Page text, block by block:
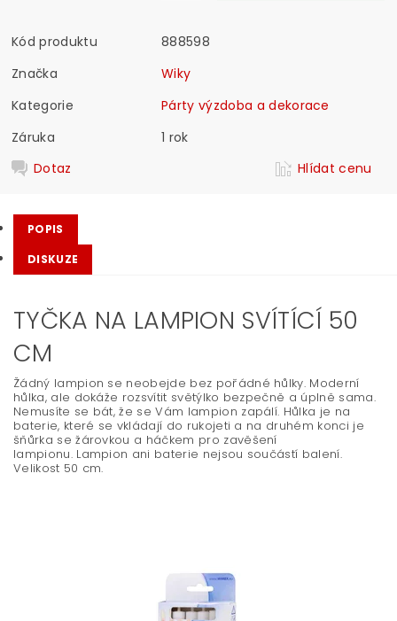
Kód produktu
888598
Značka
Wiky
Kategorie
Párty výzdoba a dekorace
Záruka
1 rok
Dotaz
Hlídat cenu
POPIS
DISKUZE
TYČKA NA LAMPION SVÍTÍCÍ 50
CM
Žádný lampion se neobejde bez pořádné hůlky. Moderní
hůlka, ale dokáže rozsvítit světýlko bezpečně a úplně sama.
Nemusíte se bát, že se Vám lampion zapálí. Hůlka je na
baterie, které se vkládají do rukojeti a na druhém konci je
šňůrka se žárovkou a háčkem pro zavěšení
lampionu. Lampion ani baterie nejsou součástí balení.
Velikost 50 cm.